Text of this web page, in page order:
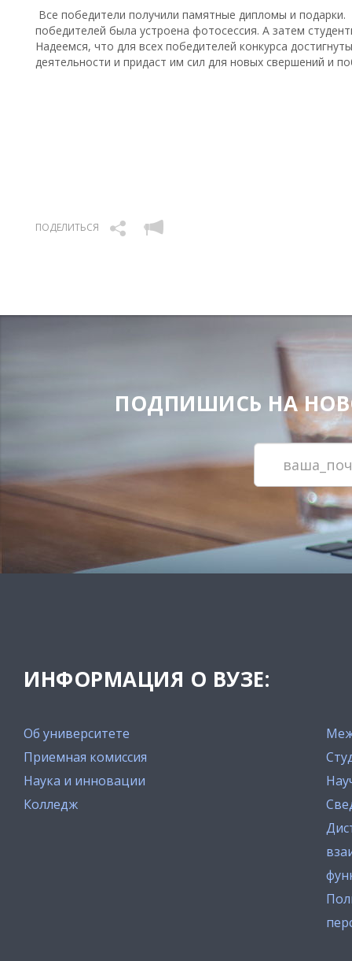
Все победители получили памятные дипломы и
победителей была устроена фотосессия. А затем
Надеемся, что для всех победителей конкурса
деятельности и придаст им сил для новых свершений и
ПОДЕЛИТЬСЯ
ПОДПИШИСЬ НА
ИНФОРМАЦИЯ О ВУЗЕ:
Об университете
Приемная комиссия
Наука и инновации
Колледж